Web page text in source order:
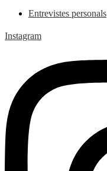
Entrevistes personals
Instagram